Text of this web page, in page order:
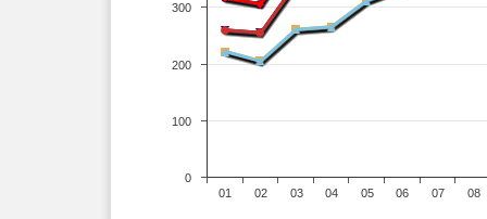
01 02 03 04 05 06 07 08
0
100
200
300